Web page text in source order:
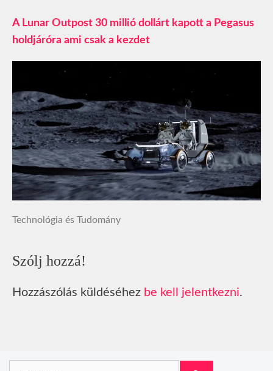
A Lunar Outpost 30 millió dollárt kapott a Pegasus
holdjáróra ami csak a kezdet
Technológia és Tudomány
Szólj hozzá!
Hozzászólás küldéséhez be kell jelentkezni.